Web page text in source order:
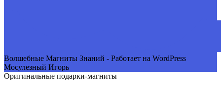
Волшебные Магниты Знаний - Работает на WordPress
Мосулезный Игорь
Оригинальные подарки-магниты